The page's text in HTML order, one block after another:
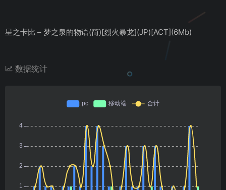
星之卡比 – 梦之泉的物语(简)[烈火暴龙](JP)[ACT](6Mb)
数据统计